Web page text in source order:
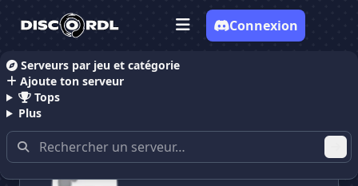
Serveurs par jeu et catégorie
Ajoute ton serveur
Tops
Plus
Connexion
Accueil Serveurs Discord Gaming